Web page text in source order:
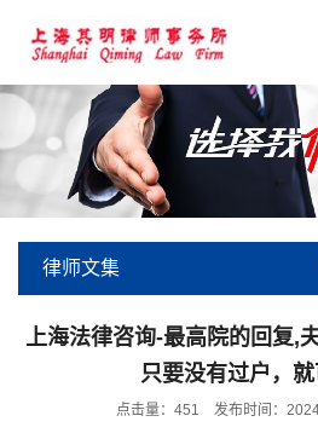
律师文集
上海法律咨询-最高院的回复,
只要没有过户，
点击量：451 发布时间：